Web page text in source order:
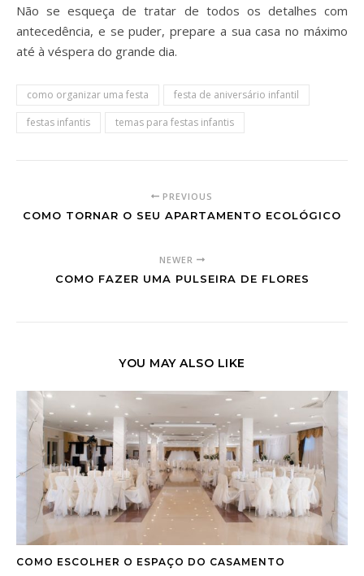
Não se esqueça de tratar de todos os detalhes com
antecedência, e se puder, prepare a sua casa no máximo
até à véspera do grande dia.
como organizar uma festa
festa de aniversário infantil
festas infantis
temas para festas infantis
PREVIOUS
COMO TORNAR O SEU APARTAMENTO ECOLÓGICO
NEWER
COMO FAZER UMA PULSEIRA DE FLORES
YOU MAY ALSO LIKE
COMO ESCOLHER O ESPAÇO DO CASAMENTO